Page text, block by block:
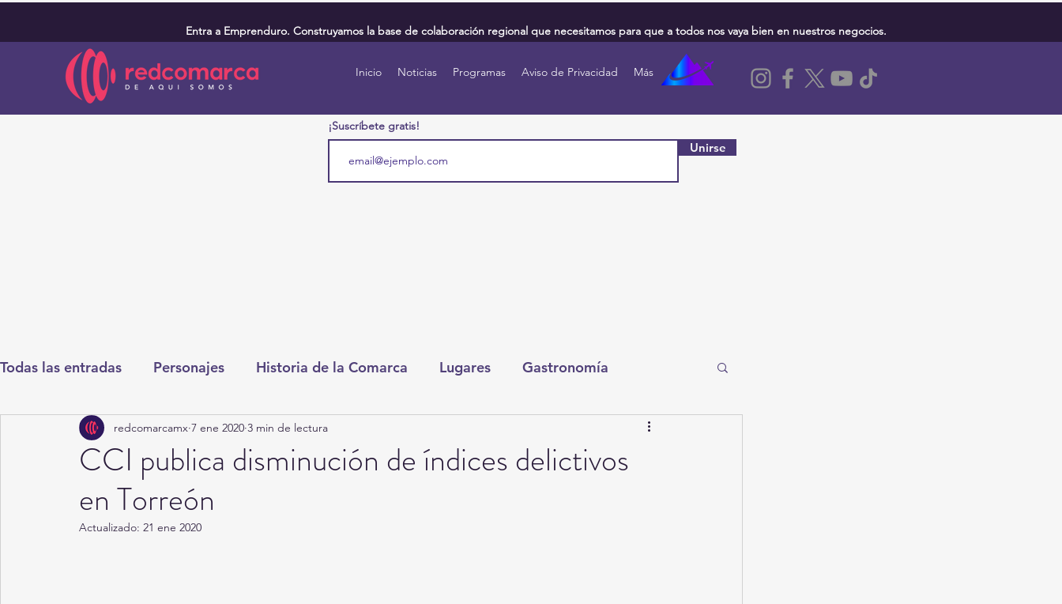
Entra a Emprenduro. Construyamos la base de colaboración regional que necesitamos para que a todos nos vaya bien en nuestros negocios.
Inicio Noticias Programas Aviso de Privacidad Más
¡Suscríbete gratis!
Unirse
Todas las entradas Personajes Historia de la Comarca Lugares Gastronomía
Deportes Salud Entretenimiento Torreón
Round Cero Columnistas
CCI publica disminución de índices delictivos
en Torreón
redcomarcamx 7 ene 2020 3 min de lectura
Actualizado: 21 ene 2020